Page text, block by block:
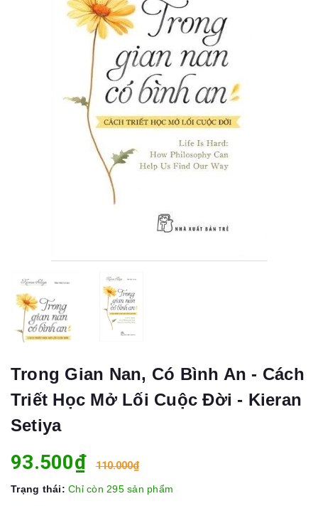
Trong Gian Nan, Có Bình An - Cách
Triết Học Mở Lối Cuộc Đời - Kieran
Setiya
93.500₫ 110.000₫
Trạng thái: Chỉ còn 295 sản phẩm